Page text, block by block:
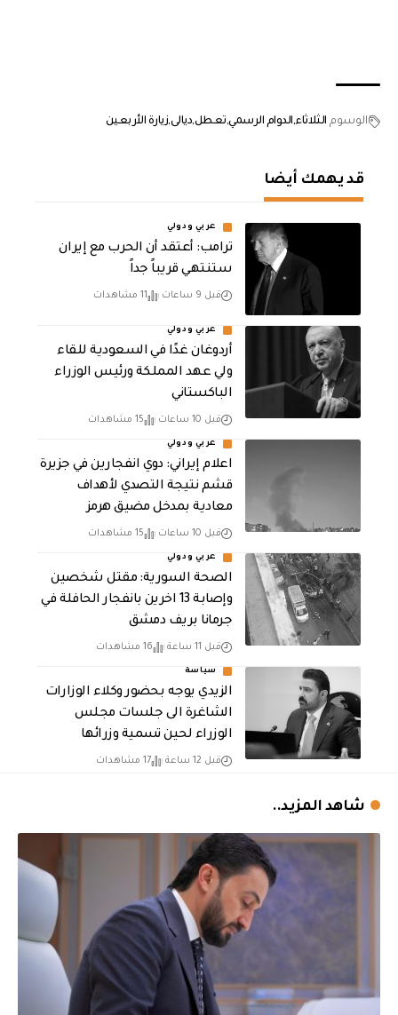
الوسوم الثلاثاء الدوام الرسمي تعطلديالىزيارة الأربعين
قد يهمك أيضا
عربي ودولي
‏ترامب: أعتقد أن الحرب مع إيران
ستنتهي قريباً جداً
قبل 9 ساعات 11 مشاهدات
عربي ودولي
أردوغان غدًا في السعودية للقاء
ولي عهد المملكة ورئيس الوزراء
الباكستاني
قبل 10 ساعات 15 مشاهدات
عربي ودولي
اعلام إيراني: دوي انفجارين في جزيرة
قشم نتيجة التصدي لأهداف
معادية بمدخل مضيق هرمز
قبل 10 ساعات 15 مشاهدات
عربي ودولي
الصحة السورية: مقتل شخصين
وإصابة 13 اخرين بانفجار الحافلة في
جرمانا بريف دمشق
قبل 11 ساعة 16 مشاهدات
سياسة
الزيدي يوجه بحضور وكلاء الوزارات
الشاغرة الى جلسات مجلس
الوزراء لحين تسمية وزرائها
قبل 12 ساعة 17 مشاهدات
شاهد المزيد..